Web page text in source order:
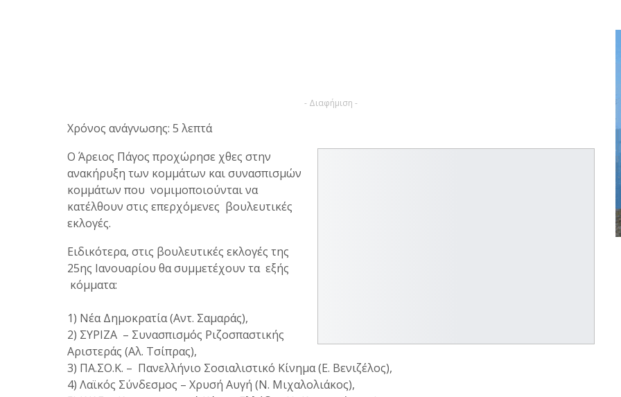
- Διαφήμιση -
Χρόνος ανάγνωσης: 5 λεπτά
Ο Άρειος Πάγος προχώρησε χθες στην
ανακήρυξη των κομμάτων και συνασπισμών
κομμάτων που νομιμοποιούνται να
κατέλθουν στις επερχόμενες βουλευτικές
εκλογές.
Ειδικότερα, στις βουλευτικές εκλογές της
25ης Ιανουαρίου θα συμμετέχουν τα εξής
κόμματα:
1) Νέα Δημοκρατία (Αντ. Σαμαράς),
2) ΣΥΡΙΖΑ – Συνασπισμός Ριζοσπαστικής
Αριστεράς (Αλ. Τσίπρας),
3) ΠΑ.ΣΟ.Κ. – Πανελλήνιο Σοσιαλιστικό Κίνημα (Ε. Βενιζέλος),
4) Λαϊκός Σύνδεσμος – Χρυσή Αυγή (Ν. Μιχαλολιάκος),